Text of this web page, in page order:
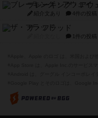
ブレーキング・アウ
紹介文あり 4件の投稿
ザ・フラッド
1件の投稿